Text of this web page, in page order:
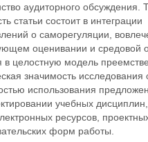
аудиторного обсуждения.
статьи состоит в интеграции
о саморегуляции,
оценивании и средовой
в целостную модель
значимость исследования
использования
учебных
ресурсов,
форм работы.